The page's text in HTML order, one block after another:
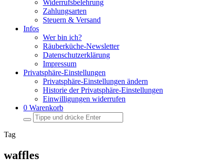
Widerrufsbelehrung
Zahlungsarten
Steuern & Versand
Infos
Wer bin ich?
Räuberküche-Newsletter
Datenschutzerklärung
Impressum
Privatsphäre-Einstellungen
Privatsphäre-Einstellungen ändern
Historie der Privatsphäre-Einstellungen
Einwilligungen widerrufen
0 Warenkorb
Suche
nach:
Tag
waffles